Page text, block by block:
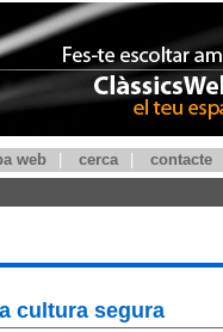
web cerca contacte
cultura segura